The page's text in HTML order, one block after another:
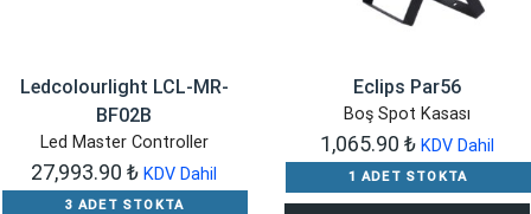
Ledcolourlight LCL-MR-
BF02B
Led Master Controller
27,993.90 ₺ KDV Dahil
3 ADET STOKTA
Eclips Par56
Boş Spot Kasası
1,065.90 ₺ KDV Dahil
1 ADET STOKTA